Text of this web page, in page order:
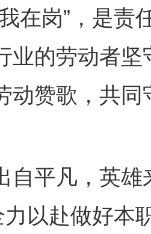
岗”，是责
业的劳动者
动赞歌，共
平凡，英雄
力以赴做好本